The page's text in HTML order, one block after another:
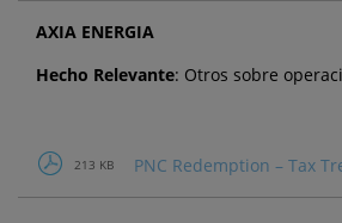
AXIA ENERGIA
Hecho Relevante: Otros sobre
213 KB PNC Redemption – Tax